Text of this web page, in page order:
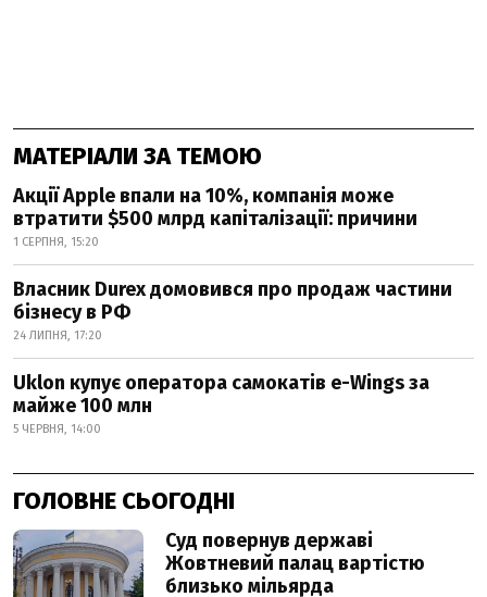
МАТЕРІАЛИ ЗА ТЕМОЮ
Акції Apple впали на 10%, компанія може
втратити $500 млрд капіталізації: причини
1 СЕРПНЯ, 15:20
Власник Durex домовився про продаж частини
бізнесу в РФ
24 ЛИПНЯ, 17:20
Uklon купує оператора самокатів e-Wings за
майже 100 млн
5 ЧЕРВНЯ, 14:00
ГОЛОВНЕ СЬОГОДНІ
Суд повернув державі
Жовтневий палац вартістю
близько мільярда